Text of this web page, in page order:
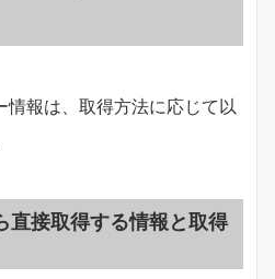
情報は、取得方法に応じて以
直接取得する情報と取得